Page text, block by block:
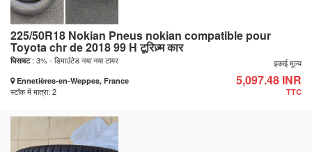
225/50R18 Nokian Pneus nokian compatible pour
Toyota chr de 2018 99 H टूरिज़्म कार
घिसावट: 3% - डिमाउंटेड नया नया टायर
Ennetières-en-Weppes, France
स्टॉक में मात्रा: 2
इकाई मूल्य
5,097.48 INR
TTC